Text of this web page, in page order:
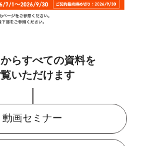
らすべての資料を
いただけます
動画セミナー